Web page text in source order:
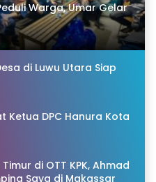
Warga, Umar Gelar
di Luwu Utara Siap
Ketua DPC Hanura Kota
di OTT KPK, Ahmad
Saya di Makassar